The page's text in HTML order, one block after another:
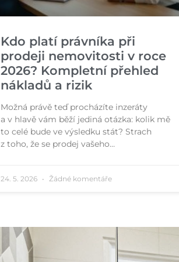
Kdo platí právníka při
prodeji nemovitosti v roce
2026? Kompletní přehled
nákladů a rizik
Možná právě teď procházíte inzeráty
a v hlavě vám běží jediná otázka: kolik mě
to celé bude ve výsledku stát? Strach
z toho, že se prodej vašeho…
24. 5. 2026 Žádné komentáře